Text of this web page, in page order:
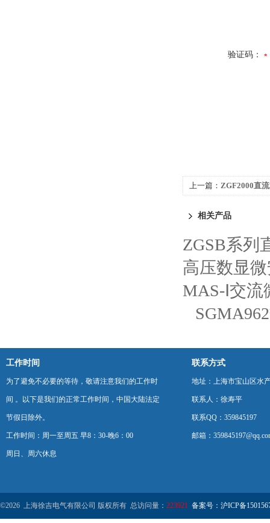
验证码：
上一篇： ZGF2000直
相关产品
ZGSB系列
高压数显
MAS-Ⅰ交流
工作时间
为了避免不必要的等待，敬请注意我们的工作时
间 。以下是我们的正常工作时间，中国大陆法定
节假日除外。
工作时间：周一至周五 早8：30-晚6：00
周日、周六休息
联系方式
地址：上海市宝山区水
联系人：徐寿平
联系QQ：359845197
邮箱：
©2026 上海徐吉电气有限公司 版权所有 总访问量： 223921 备案号：沪ICP备